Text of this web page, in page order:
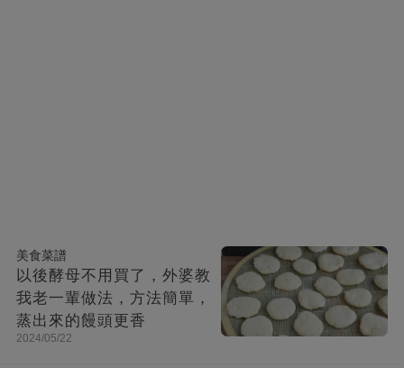
美食菜譜
以後酵母不用買了，外婆教
我老一輩做法，方法簡單，
蒸出來的饅頭更香
2024/05/22